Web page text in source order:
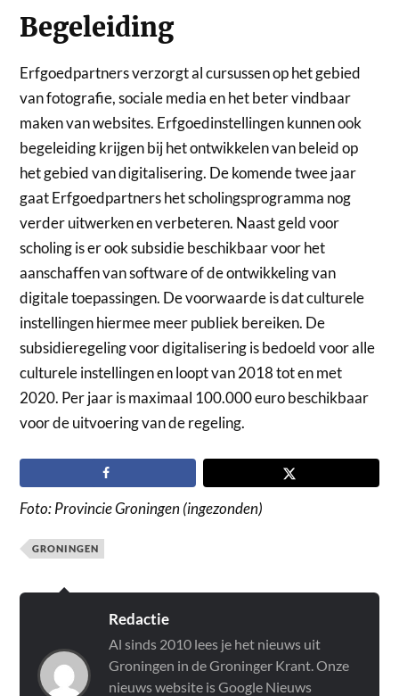
Begeleiding
Erfgoedpartners verzorgt al cursussen op het gebied
van fotografie, sociale media en het beter vindbaar
maken van websites. Erfgoedinstellingen kunnen ook
begeleiding krijgen bij het ontwikkelen van beleid op
het gebied van digitalisering. De komende twee jaar
gaat Erfgoedpartners het scholingsprogramma nog
verder uitwerken en verbeteren. Naast geld voor
scholing is er ook subsidie beschikbaar voor het
aanschaffen van software of de ontwikkeling van
digitale toepassingen. De voorwaarde is dat culturele
instellingen hiermee meer publiek bereiken. De
subsidieregeling voor digitalisering is bedoeld voor alle
culturele instellingen en loopt van 2018 tot en met
2020. Per jaar is maximaal 100.000 euro beschikbaar
voor de uitvoering van de regeling.
Foto: Provincie Groningen (ingezonden)
GRONINGEN
Redactie
Al sinds 2010 lees je het nieuws uit
Groningen in de Groninger Krant. Onze
nieuws website is Google Nieuws